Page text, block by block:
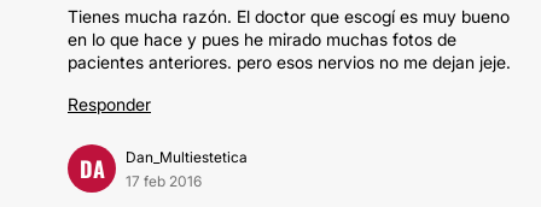
Tienes mucha razón. El doctor que escogí es muy bueno
en lo que hace y pues he mirado muchas fotos de
pacientes anteriores. pero esos nervios no me dejan jeje.
Responder
DA
Dan_Multiestetica
17 feb 2016